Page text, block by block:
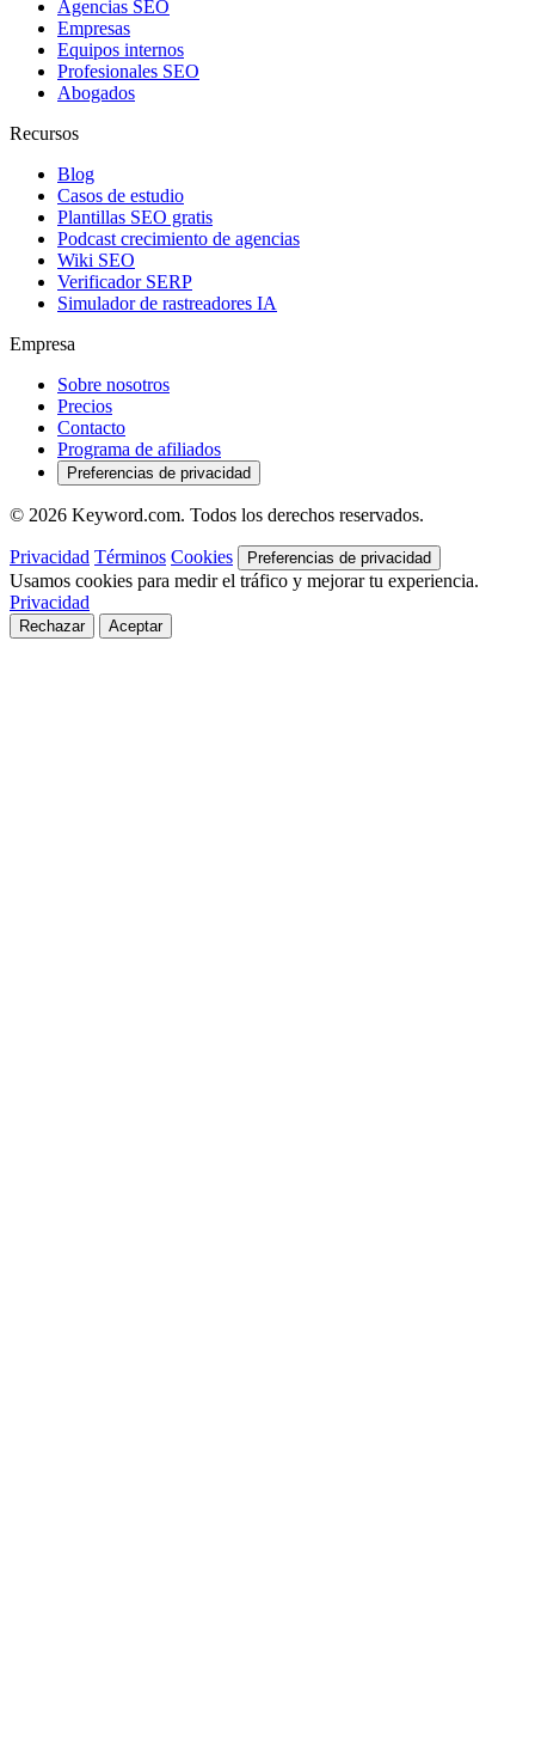
Agencias SEO
Empresas
Equipos internos
Profesionales SEO
Abogados
Recursos
Blog
Casos de estudio
Plantillas SEO gratis
Podcast crecimiento de agencias
Wiki SEO
Verificador SERP
Simulador de rastreadores IA
Empresa
Sobre nosotros
Precios
Contacto
Programa de afiliados
Preferencias de privacidad
© 2026 Keyword.com. Todos los derechos reservados.
Privacidad Términos Cookies Preferencias de privacidad
Usamos cookies para medir el tráfico y mejorar tu experiencia.
Privacidad
Rechazar Aceptar